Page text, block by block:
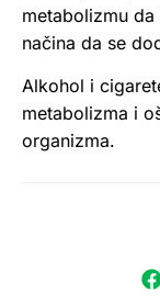
metabolizmu
načina da se
Alkohol i
metabolizma i
organizma.